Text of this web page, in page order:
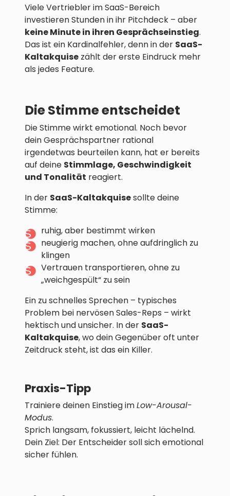
Viele Vertriebler im SaaS-Bereich
investieren Stunden in ihr Pitchdeck – aber
keine Minute in ihren Gesprächseinstieg.
Das ist ein Kardinalfehler, denn in der SaaS-
Kaltakquise zählt der erste Eindruck mehr
als jedes Feature.
Die Stimme entscheidet
Die Stimme wirkt emotional. Noch bevor
dein Gesprächspartner rational
irgendetwas beurteilen kann, hat er bereits
auf deine Stimmlage, Geschwindigkeit
und Tonalität reagiert.
In der SaaS-Kaltakquisesollte deine
Stimme:
ruhig, aber bestimmt wirken
neugierig machen, ohne aufdringlich zu
klingen
Vertrauen transportieren, ohne zu
„weichgespült“ zu sein
Ein zu schnelles Sprechen – typisches
Problem bei nervösen Sales-Reps – wirkt
hektisch und unsicher. In der SaaS-
Kaltakquise, wo dein Gegenüber oft unter
Zeitdruck steht, ist das ein Killer.
Praxis-Tipp
Trainiere deinen Einstieg imLow-Arousal-
Modus.
Sprich langsam, fokussiert, leicht lächelnd.
Dein Ziel: Der Entscheider soll sich emotional
sicher fühlen.